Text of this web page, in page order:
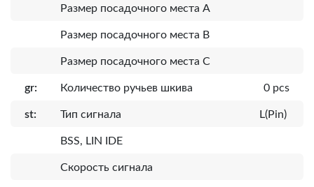
Размер посадочного места A
Размер посадочного места B
Размер посадочного места C
gr: Количество ручьев шкива 0 pcs
st: Тип сигнала L(Pin)
BSS, LIN IDE
Скорость сигнала